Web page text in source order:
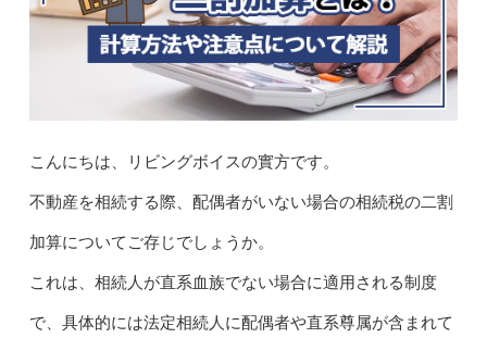
こんにちは、リビングボイスの實方です。
不動産を相続する際、配偶者がいない場合の相続税の二割
加算についてご存じでしょうか。
これは、相続人が直系血族でない場合に適用される制度
で、具体的には法定相続人に配偶者や直系尊属が含まれて